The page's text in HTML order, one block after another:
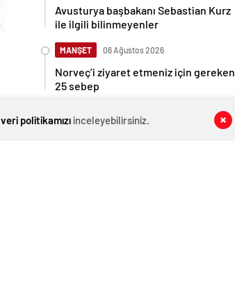
Avusturya başbakanı Sebastian Kurz
ile ilgili bilinmeyenler
MANŞET 06 Ağustos 2026
Norveç’i ziyaret etmeniz için gereken
25 sebep
Kış Alışverişlerinde Tasarruf Etmenin
veri politikamızıinceleyebilirsiniz.